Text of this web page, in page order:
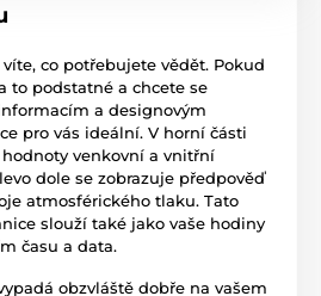
co potřebujete vědět. Pokud
to podstatné a chcete se
a designovým
pro vás ideální. V horní části
venkovní a vnitřní
dole se zobrazuje předpověď
atmosférického tlaku. Tato
slouží také jako vaše hodiny
času a data.
obzvláště dobře na vašem